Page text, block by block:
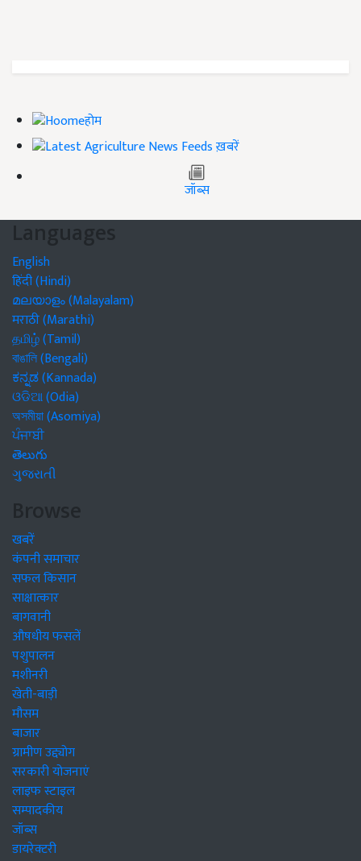
होम
ख़बरें
जॉब्स
Languages
English
हिंदी (Hindi)
മലയാളം (Malayalam)
मराठी (Marathi)
தமிழ் (Tamil)
বাঙালি (Bengali)
ಕನ್ನಡ (Kannada)
ଓଡିଆ (Odia)
অসমীয়া (Asomiya)
ਪੰਜਾਬੀ
తెలుగు
ગુજરાતી
Browse
खबरें
कंपनी समाचार
सफल किसान
साक्षात्कार
बागवानी
औषधीय फसलें
पशुपालन
मशीनरी
खेती-बाड़ी
मौसम
बाजार
ग्रामीण उद्द्योग
सरकारी योजनाएं
लाइफ स्टाइल
सम्पादकीय
जॉब्स
डायरेक्टरी